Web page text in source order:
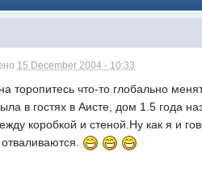
15 December 2004 - 10:33
торопитесь что-то глобально
в гостях в Аисте, дом 1.5 года
коробкой и стеной.Ну как я и